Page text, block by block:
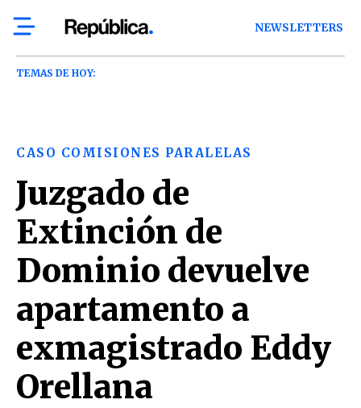
NEWSLETTERS
TEMAS DE HOY:
CASO COMISIONES PARALELAS
Juzgado de
Extinción de
Dominio devuelve
apartamento a
exmagistrado Eddy
Orellana